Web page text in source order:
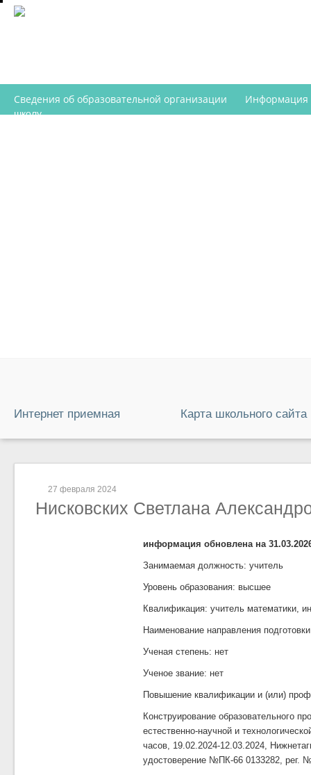
Сведения об образовательной организации Информация
школу
Интернет приемная Карта школьного сайта
27 февраля 2024
Нисковских Светлана
информация обновлена на
Занимаемая должность: учитель
Уровень образования: высшее
Квалификация: учитель математики,
Наименование направления
Ученая степень: нет
Ученое звание: нет
Повышение квалификации и (или)
Конструирование образовательного
естественно-научной и
часов, 19.02.2024-12.03.2024,
удостоверение №ПК-66 0133282, рег.